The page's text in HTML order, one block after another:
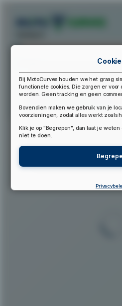
▲
Bij MotoCurves houden we het graag
functionele cookies. Die zorgen er
worden. Geen tracking en geen
Bovendien maken we gebruik van je
voorzieningen, zodat alles werkt zoals
Klik je op "Begrepen", dan laat je
niet te doen.